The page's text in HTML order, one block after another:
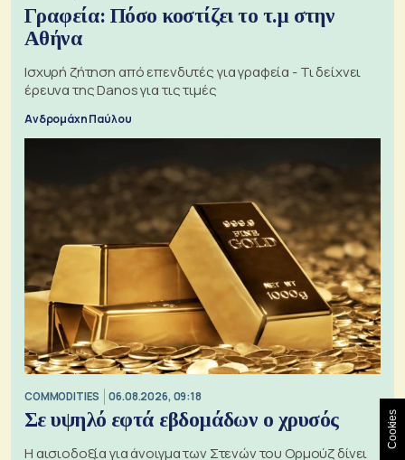
Γραφεία: Πόσο κοστίζει το τ.μ στην
Αθήνα
Ισχυρή ζήτηση από επενδυτές για γραφεία - Τι δείχνει
έρευνα της Danos για τις τιμές
Ανδρομάχη Παύλου
COMMODITIES 06.08.2026, 09:18
Σε υψηλό εφτά εβδομάδων ο χρυσός
Η αισιοδοξία για άνοιγμα των Στενών του Ορμούζ δίνει
Cookies